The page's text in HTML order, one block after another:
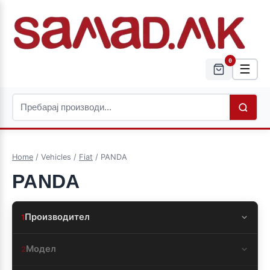
0
☰
Home / Vehicles / Fiat / PANDA
PANDA
1Производител
2Модел